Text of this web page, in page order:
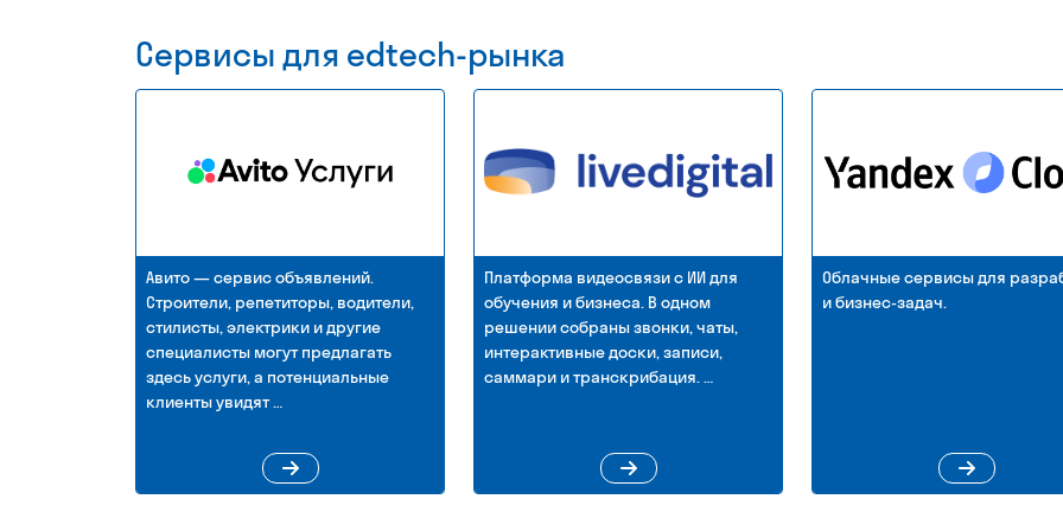
edtech-компании
ключевые тезисы:
школы, когда
Интервью06 март 2026
После нескольких
снижение выручки.
Сервисы для edtech-рынка
Авито — сервис объявлений.
Строители, репетиторы, водители,
стилисты, электрики и другие
специалисты могут предлагать
здесь услуги, а потенциальные
клиенты увидят …
Платформа видеосвязи с ИИ для
обучения и бизнеса. В одном
решении собраны звонки, чаты,
интерактивные доски, записи,
саммари и транскрибация. …
Облачные сервисы для
и бизнес-задач.